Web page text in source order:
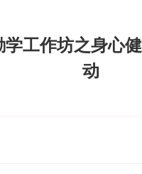
学工作坊之身
动